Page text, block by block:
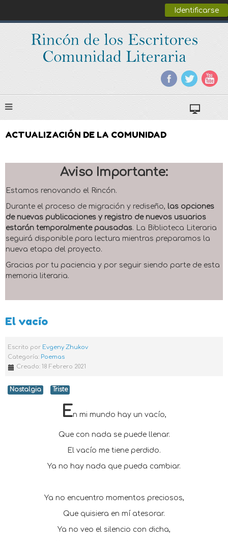
Identificarse
ACTUALIZACIÓN DE LA COMUNIDAD
Aviso Importante:
Estamos renovando el Rincón.
Durante el proceso de migración y rediseño, las opciones
de nuevas publicaciones y registro de nuevos usuarios
estarán temporalmente pausadas. La Biblioteca Literaria
seguirá disponible para lectura mientras preparamos la
nueva etapa del proyecto.
Gracias por tu paciencia y por seguir siendo parte de esta
memoria literaria.
El vacío
Escrito por Evgeny Zhukov
Categoría: Poemas
Creado: 18 Febrero 2021
Nostalgia Triste
En mi mundo hay un vacío,
Que con nada se puede llenar.
El vacío me tiene perdido.
Ya no hay nada que pueda cambiar.
Ya no encuentro momentos preciosos,
Que quisiera en mí atesorar.
Ya no veo el silencio con dicha,